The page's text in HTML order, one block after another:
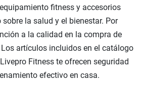
fitness y accesorios
la salud y el bienestar. Por
a la calidad en la compra de
artículos incluidos en el catálogo
Fitness te ofrecen seguridad
efectivo en casa.